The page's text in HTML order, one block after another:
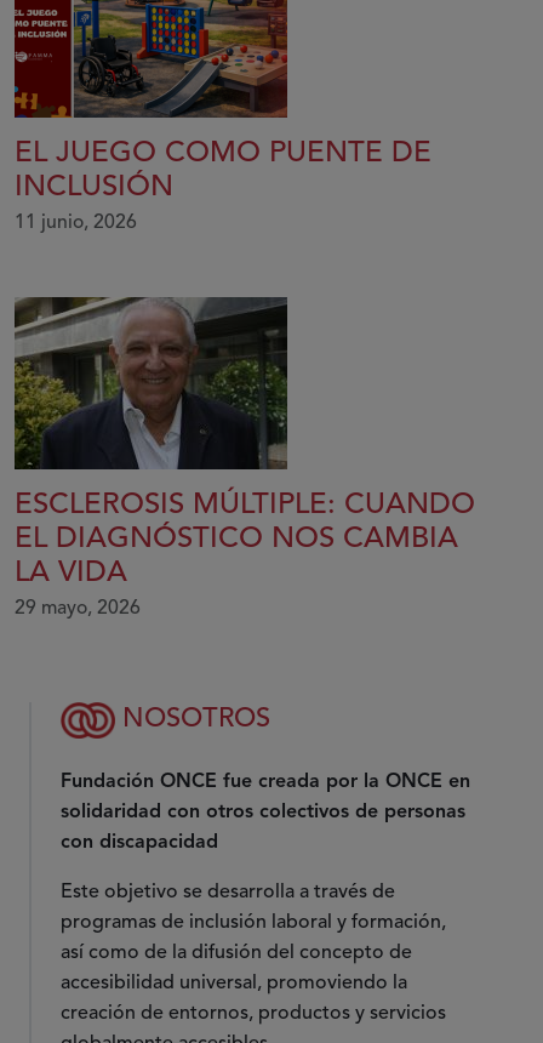
EL JUEGO COMO PUENTE DE
INCLUSIÓN
11 junio, 2026
ESCLEROSIS MÚLTIPLE: CUANDO
EL DIAGNÓSTICO NOS CAMBIA
LA VIDA
29 mayo, 2026
NOSOTROS
Fundación ONCE fue creada por la ONCE en
solidaridad con otros colectivos de personas
con discapacidad
Este objetivo se desarrolla a través de
programas de inclusión laboral y formación,
así como de la difusión del concepto de
accesibilidad universal, promoviendo la
creación de entornos, productos y servicios